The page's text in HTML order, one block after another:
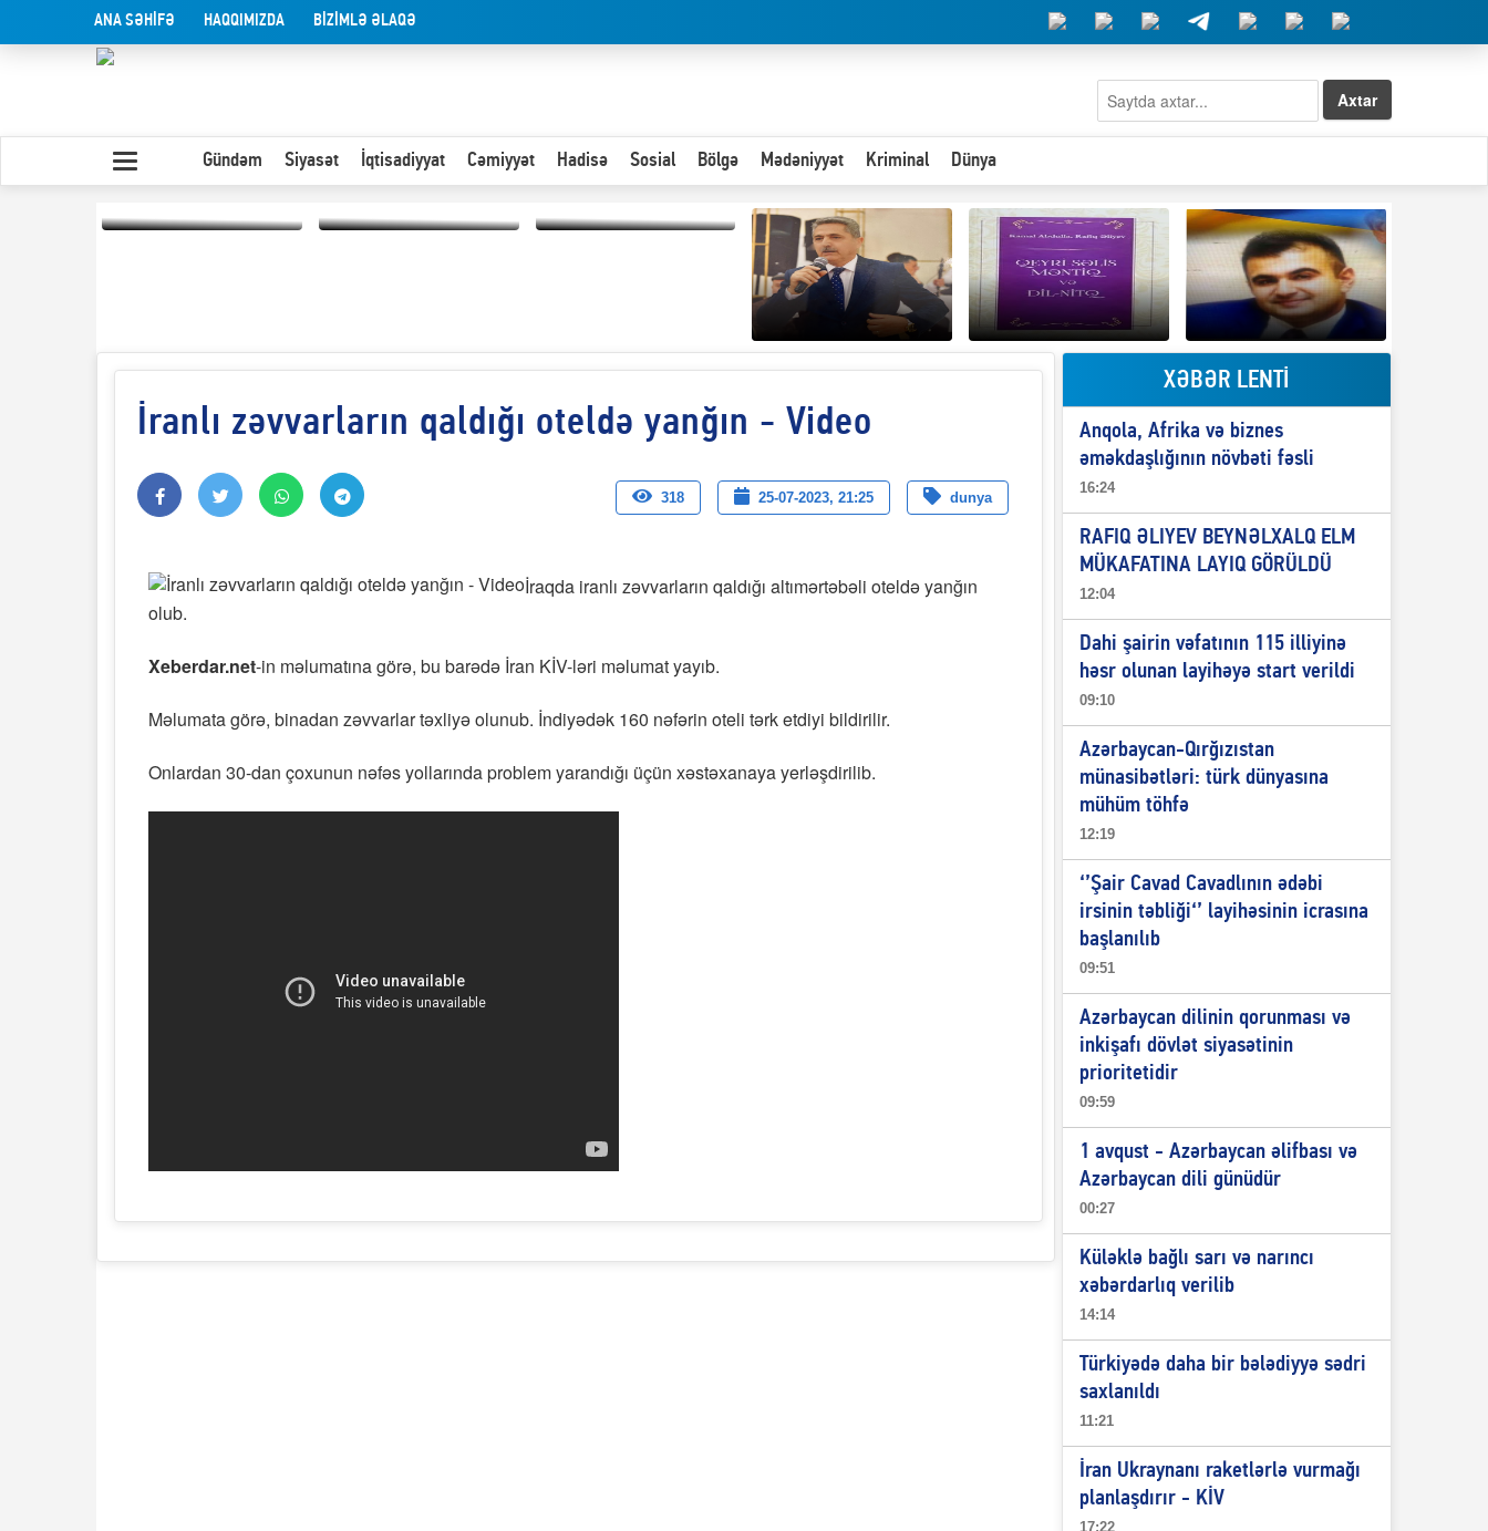
ANA SƏHİFƏ HAQQIMIZDA BİZİMLƏ ƏLAQƏ
Axtar
Gündəm Siyasət İqtisadiyyat Cəmiyyət Hadisə Sosial Bölgə Mədəniyyət Kriminal Dünya
Hər an ən çətin savaşa
hazır olmalıyıq-
ZƏLİMXAN
“Qeyri-səlis məntiq və
dil-nitq” elmimizə
Elşad Abdullayevin
erməniləri
maliyyələşdirən oğlu
niyə Azərbaycana
ekstradisiya olunmur?
İranlı zəvvarların qaldığı oteldə yanğın - Video
318 25-07-2023, 21:25 dunya
İraqda iranlı zəvvarların qaldığı altımərtəbəli oteldə yanğın
olub.
Xeberdar.net-in məlumatına görə, bu barədə İran KİV-ləri məlumat yayıb.
Məlumata görə, binadan zəvvarlar təxliyə olunub. İndiyədək 160 nəfərin oteli tərk etdiyi bildirilir.
Onlardan 30-dan çoxunun nəfəs yollarında problem yarandığı üçün xəstəxanaya yerləşdirilib.
XƏBƏR LENTİ
Anqola, Afrika və biznes
əməkdaşlığının növbəti fəsli
16:24
RAFIQ ƏLIYEV BEYNƏLXALQ ELM
MÜKAFATINA LAYIQ GÖRÜLDÜ
12:04
Dahi şairin vəfatının 115 illiyinə
həsr olunan layihəyə start verildi
09:10
Azərbaycan-Qırğızıstan
münasibətləri: türk dünyasına
mühüm töhfə
12:19
‘’Şair Cavad Cavadlının ədəbi
irsinin təbliği‘’ layihəsinin icrasına
başlanılıb
09:51
Azərbaycan dilinin qorunması və
inkişafı dövlət siyasətinin
prioritetidir
09:59
1 avqust - Azərbaycan əlifbası və
Azərbaycan dili günüdür
00:27
Küləklə bağlı sarı və narıncı
xəbərdarlıq verilib
14:14
Türkiyədə daha bir bələdiyyə sədri
saxlanıldı
11:21
İran Ukraynanı raketlərlə vurmağı
planlaşdırır - KİV
17:22